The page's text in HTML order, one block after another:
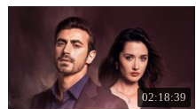
02:18:39